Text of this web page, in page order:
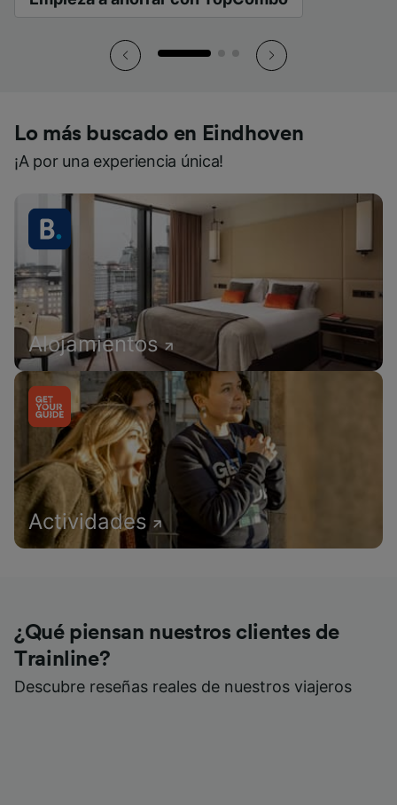
Lo más buscado en Eindhoven
¡A por una experiencia única!
Alojamientos
Actividades
¿Qué piensan nuestros clientes de
Trainline?
Descubre reseñas reales de nuestros viajeros